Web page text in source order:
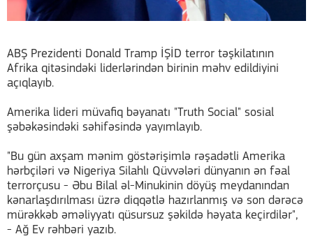
ABŞ Prezidenti Donald Tramp İŞİD terror təşkilatının
Afrika qitəsindəki liderlərindən birinin məhv edildiyini
açıqlayıb.
Amerika lideri müvafiq bəyanatı "Truth Social" sosial
şəbəkəsindəki səhifəsində yayımlayıb.
"Bu gün axşam mənim göstərişimlə rəşadətli Amerika
hərbçiləri və Nigeriya Silahlı Qüvvələri dünyanın ən fəal
terrorçusu - Əbu Bilal əl-Minukinin döyüş meydanından
kənarlaşdırılması üzrə diqqətlə hazırlanmış və son dərəcə
mürəkkəb əməliyyatı qüsursuz şəkildə həyata keçirdilər",
- Ağ Ev rəhbəri yazıb.